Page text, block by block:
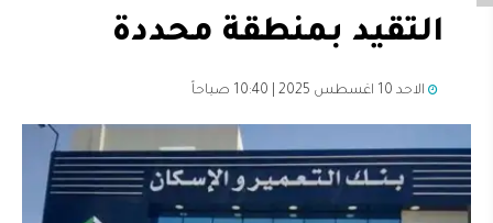
التقيد بمنطقة محددة
الاحد 10 اغسطس 2025 | 10:40 صباحاً